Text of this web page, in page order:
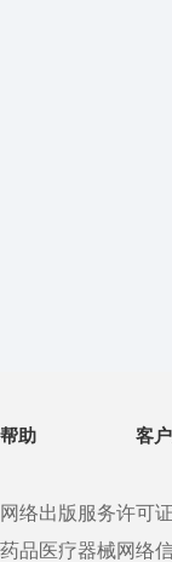
帮助 客
网络出版服务许可
药品医疗器械网络